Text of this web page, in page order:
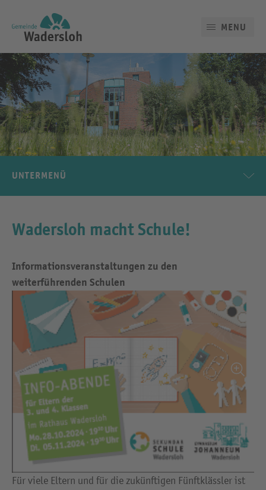
MENU
UNTERMENÜ
Wadersloh macht Schule!
Informationsveranstaltungen zu den
weiterführenden Schulen
Für viele Eltern und für die zukünftigen Fünftklässler ist